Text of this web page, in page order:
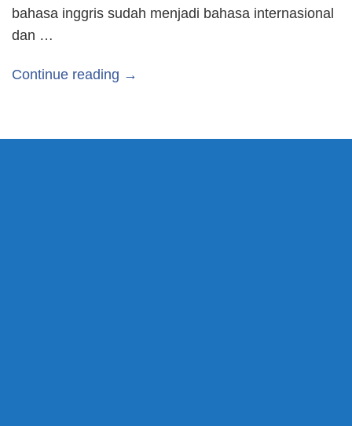
bahasa inggris sudah menjadi bahasa internasional
dan …
Continue reading →